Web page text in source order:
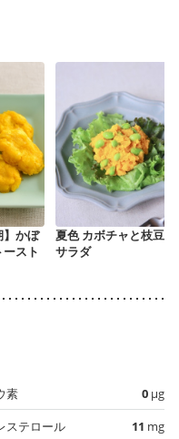
】かぼ
スト
夏色 カボチャと枝豆の
サラダ
素 0 µg
ステロール
11 mg